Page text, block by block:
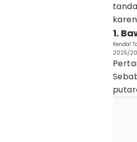
1.
Kendal
2025/